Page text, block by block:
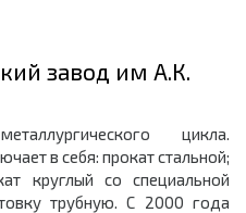
завод им А.К.
цикла.
в себя: прокат стальной;
круглый со специальной
трубную. С 2000 года